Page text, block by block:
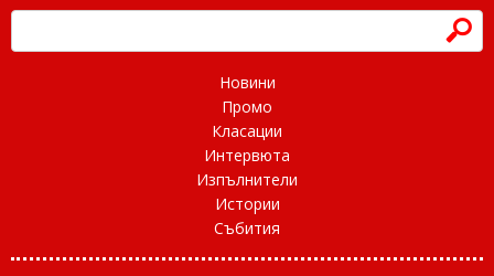
h
Новини
Промо
Класации
Интервюта
Изпълнители
Истории
Събития